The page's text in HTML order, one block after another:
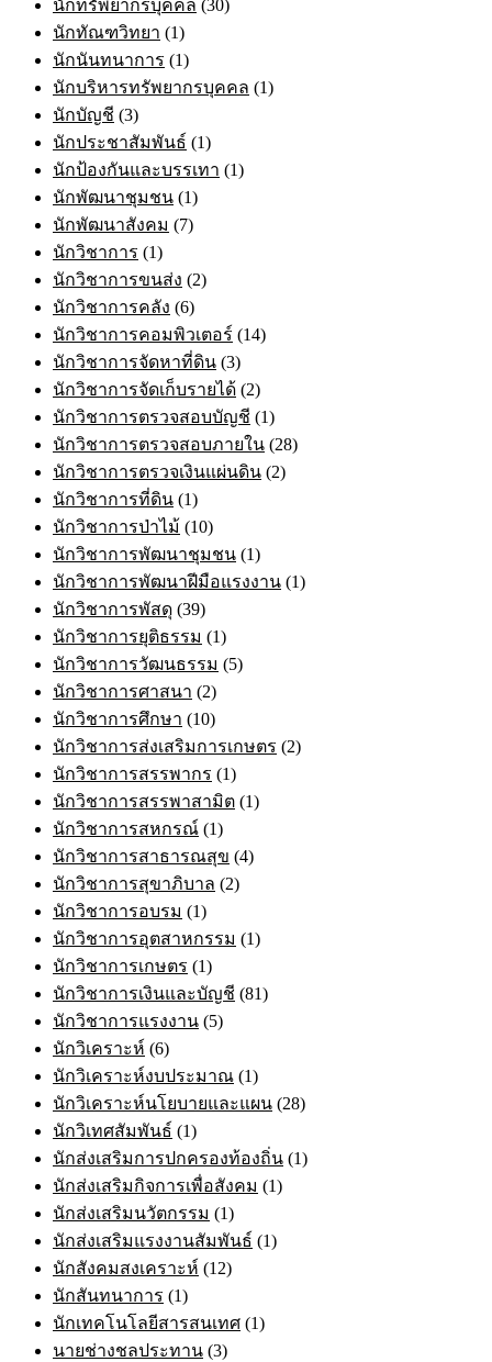
นักทรัพยากรบุคคล (30)
นักทัณฑวิทยา (1)
นักนันทนาการ (1)
นักบริหารทรัพยากรบุคคล (1)
นักบัญชี (3)
นักประชาสัมพันธ์ (1)
นักป้องกันและบรรเทา (1)
นักพัฒนาชุมชน (1)
นักพัฒนาสังคม (7)
นักวิชาการ (1)
นักวิชาการขนส่ง (2)
นักวิชาการคลัง (6)
นักวิชาการคอมพิวเตอร์ (14)
นักวิชาการจัดหาที่ดิน (3)
นักวิชาการจัดเก็บรายได้ (2)
นักวิชาการตรวจสอบบัญชี (1)
นักวิชาการตรวจสอบภายใน (28)
นักวิชาการตรวจเงินแผ่นดิน (2)
นักวิชาการที่ดิน (1)
นักวิชาการป่าไม้ (10)
นักวิชาการพัฒนาชุมชน (1)
นักวิชาการพัฒนาฝีมือแรงงาน (1)
นักวิชาการพัสดุ (39)
นักวิชาการยุติธรรม (1)
นักวิชาการวัฒนธรรม (5)
นักวิชาการศาสนา (2)
นักวิชาการศึกษา (10)
นักวิชาการส่งเสริมการเกษตร (2)
นักวิชาการสรรพากร (1)
นักวิชาการสรรพาสามิต (1)
นักวิชาการสหกรณ์ (1)
นักวิชาการสาธารณสุข (4)
นักวิชาการสุขาภิบาล (2)
นักวิชาการอบรม (1)
นักวิชาการอุตสาหกรรม (1)
นักวิชาการเกษตร (1)
นักวิชาการเงินและบัญชี (81)
นักวิชาการแรงงาน (5)
นักวิเคราะห์ (6)
นักวิเคราะห์งบประมาณ (1)
นักวิเคราะห์นโยบายและแผน (28)
นักวิเทศสัมพันธ์ (1)
นักส่งเสริมการปกครองท้องถิ่น (1)
นักส่งเสริมกิจการเพื่อสังคม (1)
นักส่งเสริมนวัตกรรม (1)
นักส่งเสริมแรงงานสัมพันธ์ (1)
นักสังคมสงเคราะห์ (12)
นักสันทนาการ (1)
นักเทคโนโลยีสารสนเทศ (1)
นายช่างชลประทาน (3)